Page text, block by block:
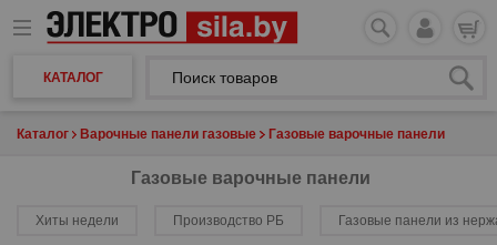
КАТАЛОГ
Каталог Варочные панели газовые Газовые варочные панели
Газовые варочные панели
Хиты недели Производство РБ Газовые панели из